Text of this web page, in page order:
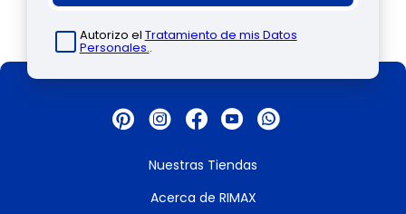
Autorizo el Tratamiento de mis Datos
Personales..
Nuestras Tiendas
Acerca de RIMAX